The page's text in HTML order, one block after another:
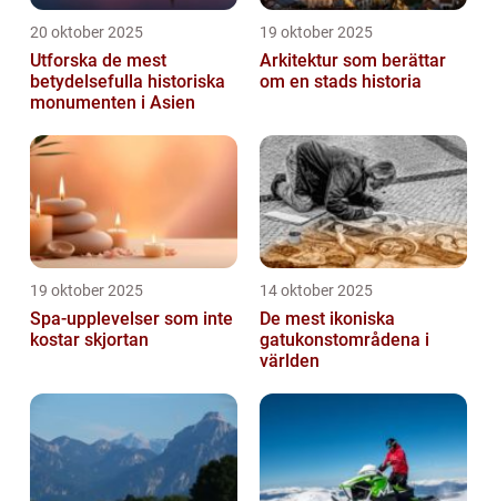
20 oktober 2025
Utforska de mest
betydelsefulla historiska
monumenten i Asien
19 oktober 2025
Arkitektur som berättar
om en stads historia
19 oktober 2025
Spa-upplevelser som inte
kostar skjortan
14 oktober 2025
De mest ikoniska
gatukonstområdena i
världen